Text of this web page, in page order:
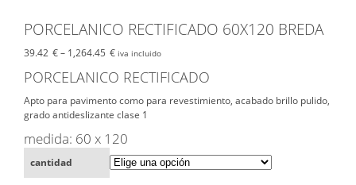
PORCELANICO RECTIFICADO 60X120 BREDA
39.42 €– 1,264.45 € iva incluido
PORCELANICO RECTIFICADO
Apto para pavimento como para revestimiento, acabado brillo pulido,
grado antideslizante clase 1
medida: 60 x 120
cantidad